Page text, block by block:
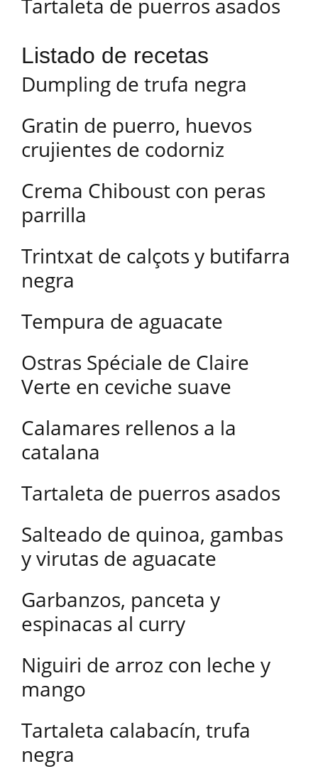
Tartaleta de puerros asados
Listado de recetas
Dumpling de trufa negra
Gratin de puerro, huevos
crujientes de codorniz
Crema Chiboust con peras
parrilla
Trintxat de calçots y butifarra
negra
Tempura de aguacate
Ostras Spéciale de Claire
Verte en ceviche suave
Calamares rellenos a la
catalana
Tartaleta de puerros asados
Salteado de quinoa, gambas
y virutas de aguacate
Garbanzos, panceta y
espinacas al curry
Niguiri de arroz con leche y
mango
Tartaleta calabacín, trufa
negra